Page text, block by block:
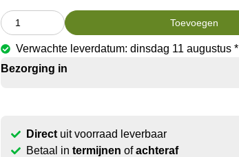
Toevoegen
Verwachte leverdatum: dinsdag 11 augustus *
Bezorging in
Direct uit voorraad leverbaar
Betaal intermijnen ofachteraf